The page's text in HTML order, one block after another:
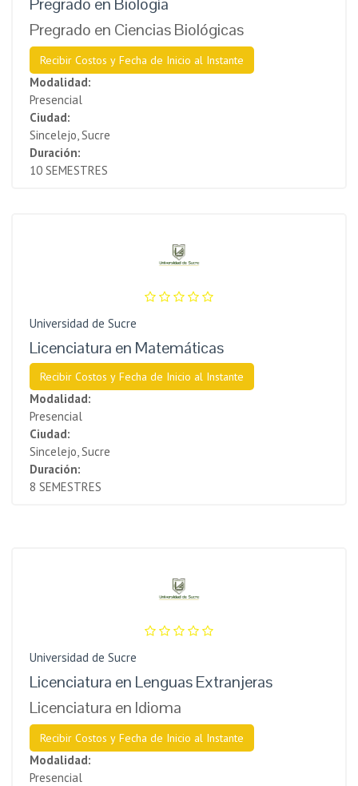
Pregrado en Ciencias Biológicas
Recibir Costos y Fecha de Inicio al Instante
Modalidad:
Presencial
Ciudad:
Sincelejo, Sucre
Duración:
10 SEMESTRES
Universidad de Sucre
Licenciatura en Matemáticas
Recibir Costos y Fecha de Inicio al Instante
Modalidad:
Presencial
Ciudad:
Sincelejo, Sucre
Duración:
8 SEMESTRES
Universidad de Sucre
Licenciatura en Lenguas Extranjeras
Licenciatura en Idioma
Recibir Costos y Fecha de Inicio al Instante
Modalidad:
Presencial